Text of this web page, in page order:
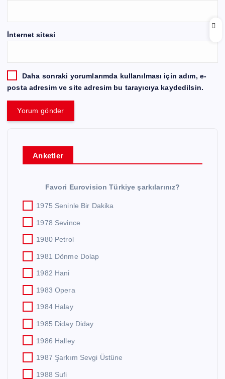
İnternet sitesi
Daha sonraki yorumlarımda kullanılması için adım, e-
posta adresim ve site adresim bu tarayıcıya kaydedilsin.
Anketler
Favori Eurovision Türkiye şarkılarınız?
1975 Seninle Bir Dakika
1978 Sevince
1980 Petrol
1981 Dönme Dolap
1982 Hani
1983 Opera
1984 Halay
1985 Diday Diday
1986 Halley
1987 Şarkım Sevgi Üstüne
1988 Sufi